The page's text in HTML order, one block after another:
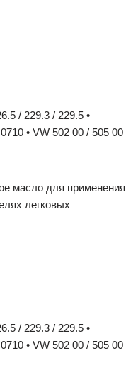
/ 229.3 / 229.5 •
• VW 502 00 / 505 00
масло для применения
легковых
/ 229.3 / 229.5 •
• VW 502 00 / 505 00